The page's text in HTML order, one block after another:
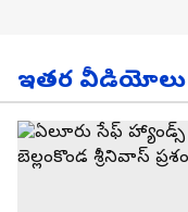
ఇతర వీడియోలు